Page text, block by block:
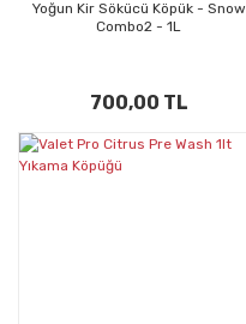
Yoğun Kir Sökücü Köpük - Snow
Combo2 - 1L
700,00 TL